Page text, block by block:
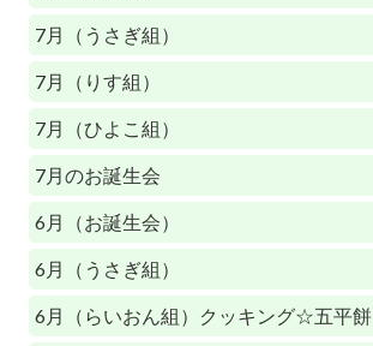
7月（うさぎ組）
7月（りす組）
7月（ひよこ組）
7月のお誕生会
6月（お誕生会）
6月（うさぎ組）
6月（らいおん組）クッキング☆五平餅